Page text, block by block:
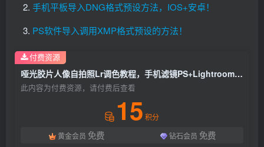
手机平板导入DNG格式预设方法，IOS+安卓！
PS软件导入调用XMP格式预设的方法！
哑光胶片人像自拍照Lr调色教程，手机滤镜PS+Lightroom预设下载！
此内容为付费资源，请付费后查看
15 积分
黄金会员 免费 钻石会员 免费
付费资源